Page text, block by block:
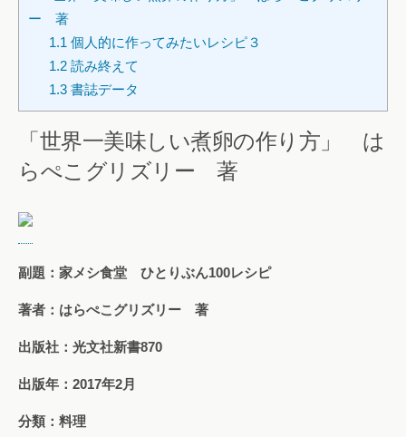
ー 著
1.1 個人的に作ってみたいレシピ３
1.2読み終えて
1.3書誌データ
「世界一美味しい煮卵の作り方」 は
らぺこグリズリー 著
副題：家メシ食堂 ひとりぶん100レシピ
著者：はらぺこグリズリー 著
出版社：光文社新書870
出版年：2017年2月
分類：料理